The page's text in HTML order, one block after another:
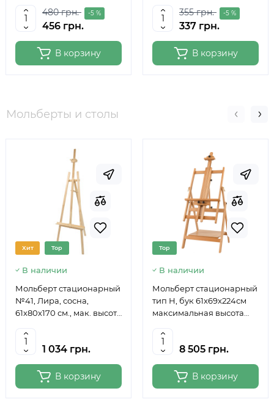
480 грн. -5 %
456 грн.
В корзину
355 грн. -5 %
337 грн.
В корзину
Мольберты и столы
Хит Top
В наличии
Мольберт стационарный
№41, Лира, сосна,
61х80х170 см., мак. высота
Studio
1 034 грн.
В корзину
Top
В наличии
Мольберт стационарный
тип Н, бук 61x69x224см
максимальная высота
6059
8 505 грн.
В корзину